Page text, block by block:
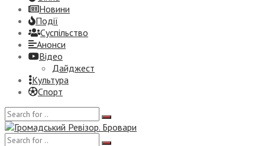
Новини
Події
Суспiльство
Анонси
Відео
Дайджест
Культура
Спорт